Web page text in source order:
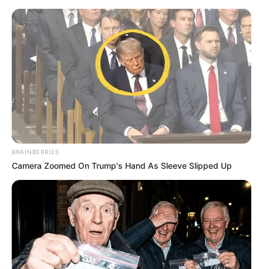
| live
NEWS SPORTS MATRIMONY ENTERTAINMENT
Home
റയില്‍ ബജറ്റ്; പ്രതീക്ഷയോടെ
കേരളം
ജനം വെബ്‌ഡെസ്ക് Feb 24, 2016, 09:19 am IST
BRAINBERRIES
Camera Zoomed On Trump's Hand As Sleeve Slipped Up